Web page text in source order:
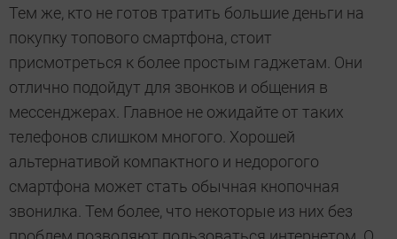
Тем же, кто не готов тратить большие деньги на
покупку топового смартфона, стоит
присмотреться к более простым гаджетам. Они
отлично подойдут для звонков и общения в
мессенджерах. Главное не ожидайте от таких
телефонов слишком многого. Хорошей
альтернативой компактного и недорогого
смартфона может стать обычная кнопочная
звонилка. Тем более, что некоторые из них без